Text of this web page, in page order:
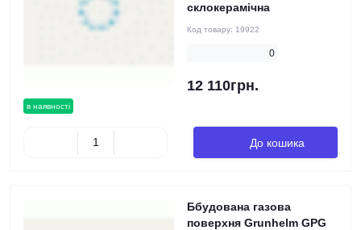
в наявності
склокерамічна
Код товару: 19922
0
12 110грн.
До кошика
Ббудована газова
поверхня Grunhelm GPG